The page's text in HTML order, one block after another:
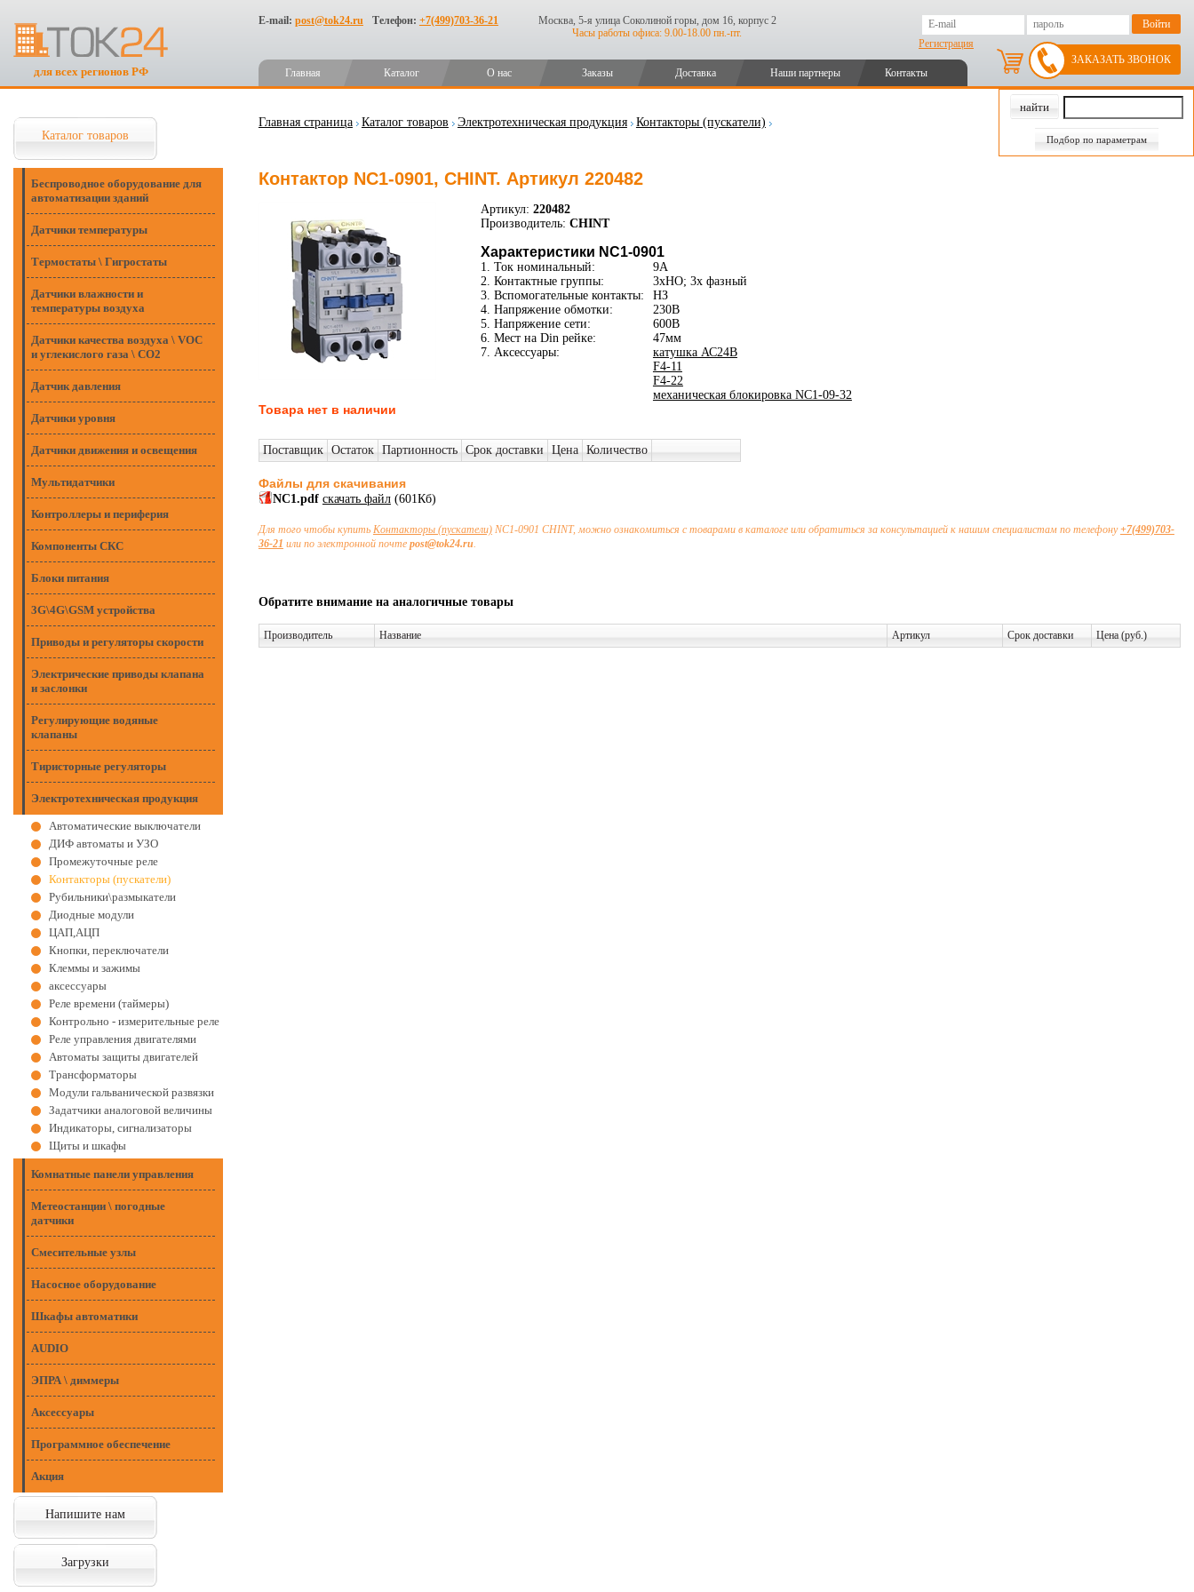
для всех регионов РФ
E-mail: post@tok24.ru Телефон: +7(499)703-36-21
Москва, 5-я улица Соколиной горы, дом 16, корпус 2
Часы работы офиса: 9.00-18.00 пн.-пт.
Регистрация
Главная Каталог О нас Заказы Доставка Наши партнеры Контакты
ЗАКАЗАТЬ ЗВОНОК
Подбор по параметрам
Каталог товаров
Беспроводное оборудование для
автоматизации зданий
Датчики температуры
Термостаты \ Гигростаты
Датчики влажности и
температуры воздуха
Датчики качества воздуха \ VOC
и углекислого газа \ CO2
Датчик давления
Датчики уровня
Датчики движения и освещения
Мультидатчики
Контроллеры и периферия
Компоненты СКС
Блоки питания
3G\4G\GSM устройства
Приводы и регуляторы скорости
Электрические приводы клапана
и заслонки
Регулирующие водяные
клапаны
Тиристорные регуляторы
Электротехническая продукция
Автоматические выключатели
ДИФ автоматы и УЗО
Промежуточные реле
Контакторы (пускатели)
Рубильники\размыкатели
Диодные модули
ЦАП,АЦП
Кнопки, переключатели
Клеммы и зажимы
аксессуары
Реле времени (таймеры)
Контрольно - измерительные реле
Реле управления двигателями
Автоматы защиты двигателей
Трансформаторы
Модули гальванической развязки
Задатчики аналоговой величины
Индикаторы, сигнализаторы
Щиты и шкафы
Комнатные панели управления
Метеостанции \ погодные
датчики
Смесительные узлы
Насосное оборудование
Шкафы автоматики
AUDIO
ЭПРА \ диммеры
Аксессуары
Программное обеспечение
Акция
Напишите нам
Загрузки
Главная страница Каталог товаров Электротехническая продукция Контакторы (пускатели)
Контактор NC1-0901, CHINT. Артикул 220482
Артикул: 220482
Производитель: CHINT
Характеристики NC1-0901
1. Ток номинальный:
9А
2. Контактные группы:
3xНО; 3х фазный
3. Вспомогательные контакты:
НЗ
4. Напряжение обмотки:
230В
5. Напряжение сети:
600В
6. Мест на Din рейке:
47мм
7. Аксессуары:
катушка АС24В
F4-11
F4-22
механическая блокировка NC1-09-32
Товара нет в наличии
Поставщик Остаток Партионность Срок доставки Цена Количество
Файлы для скачивания
NC1.pdf скачать файл(601Кб)
Для того чтобы купить Контакторы (пускатели)NC1-0901 CHINT, можно ознакомиться с товарами в каталоге или обратиться за консультацией к нашим специалистам по телефону+7(499)703-
36-21 или по электронной почте post@tok24.ru.
Обратите внимание на аналогичные товары
Производитель Название Артикул Срок доставки Цена (руб.)